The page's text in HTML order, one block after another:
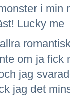
i min
Lucky me
om ja fick
jag
jag det